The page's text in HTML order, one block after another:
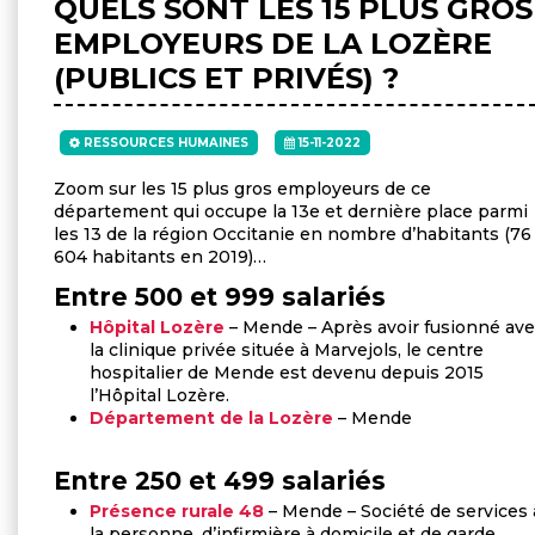
QUELS SONT LES 15 PLUS GROS
EMPLOYEURS DE LA LOZÈRE
(PUBLICS ET PRIVÉS) ?
RESSOURCES HUMAINES 15-11-2022
Zoom sur les 15 plus gros employeurs de ce
département qui occupe la 13e et dernière place parmi
les 13 de la région Occitanie en nombre d’habitants (76
604 habitants en 2019)…
Entre 500 et 999 salariés
Hôpital Lozère – Mende – Après avoir fusionné
la clinique privée située à Marvejols, le centre
hospitalier de Mende est devenu depuis 2015
l’Hôpital Lozère.
Département de la Lozère – Mende
Entre 250 et 499 salariés
Présence rurale 48 – Mende – Société de services